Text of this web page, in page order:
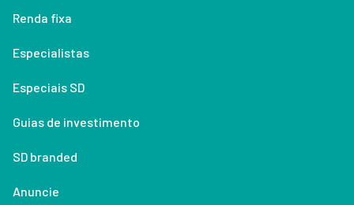
Renda fixa
Especialistas
Especiais SD
Guias de investimento
SD branded
Anuncie